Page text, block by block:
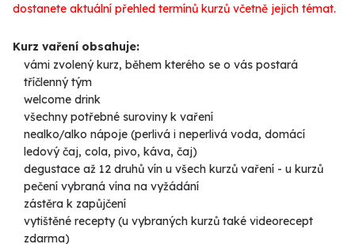
dostanete aktuální přehled termínů kurzů včetně jejich témat.
Kurz vaření obsahuje:
vámi zvolený kurz, během kterého se o vás postará
tříčlenný tým
welcome drink
všechny potřebné suroviny k vaření
nealko/alko nápoje (perlivá i neperlivá voda, domácí
ledový čaj, cola, pivo, káva, čaj)
degustace až 12 druhů vín u všech kurzů vaření - u kurzů
pečení vybraná vína na vyžádání
zástěra k zapůjčení
vytištěné recepty (u vybraných kurzů také videorecept
zdarma)